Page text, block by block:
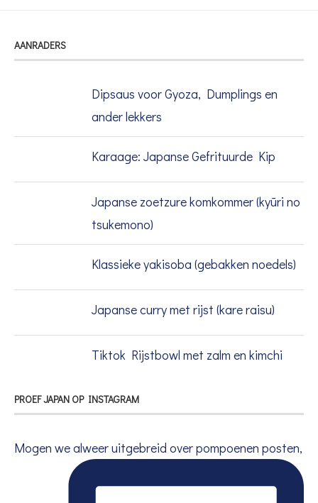
AANRADERS
Dipsaus voor Gyoza, Dumplings en
ander lekkers
Karaage: Japanse Gefrituurde Kip
Japanse zoetzure komkommer (kyūri no
tsukemono)
Klassieke yakisoba (gebakken noedels)
Japanse curry met rijst (kare raisu)
Tiktok Rijstbowl met zalm en kimchi
PROEF JAPAN OP INSTAGRAM
Mogen we alweer uitgebreid over pompoenen posten,